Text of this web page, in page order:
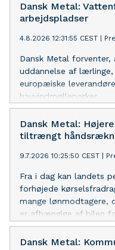
Dansk Metal:
arbejdspladser
4.8.2026 12:31:55 CEST
Dansk Metal
uddannelse af
europæiske
havvindmølleparker.
Dansk Metal:
tiltrængt
9.7.2026 10:25:50 CEST
Fra i dag kan landets
forhøjede
mange lønmodtagere,
er afhængige af bilen
sammen.
Dansk Metal: